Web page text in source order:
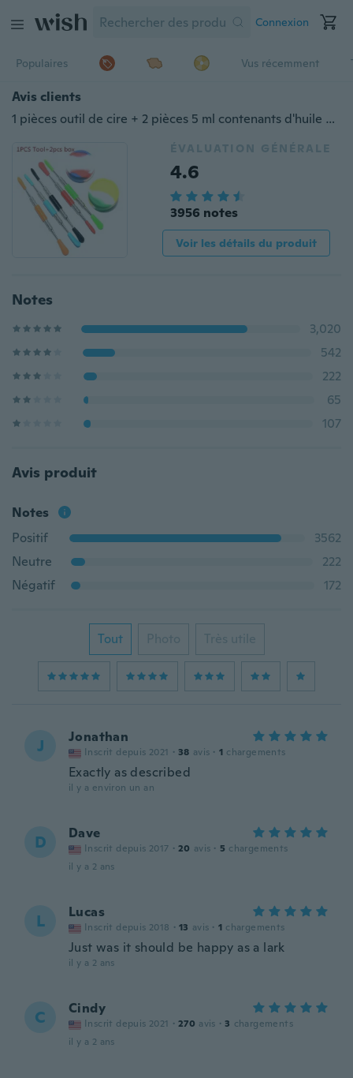
Connexion
Populaires Vus récemment
Avis clients
1 pièces outil de cire + 2 pièces 5 ml contenants d'huile de cire bocaux en silicone Dab contenant de cire étain Dab contenants de silicone en plastique
ÉVALUATION GÉNÉRALE
4.6
3956 notes
Voir les détails du produit
Notes
3,020
542
222
65
107
Avis produit
Notes
Positif
3562
Neutre
222
Négatif
172
Tout Photo Très utile
J Jonathan
Inscrit depuis 2021 · 38 avis · 1 chargements
Exactly as described
il y a environ un an
D Dave
Inscrit depuis 2017 · 20 avis · 5 chargements
il y a 2 ans
L Lucas
Inscrit depuis 2018 · 13 avis · 1 chargements
Just was it should be happy as a lark
il y a 2 ans
C Cindy
Inscrit depuis 2021 · 270 avis · 3 chargements
il y a 2 ans